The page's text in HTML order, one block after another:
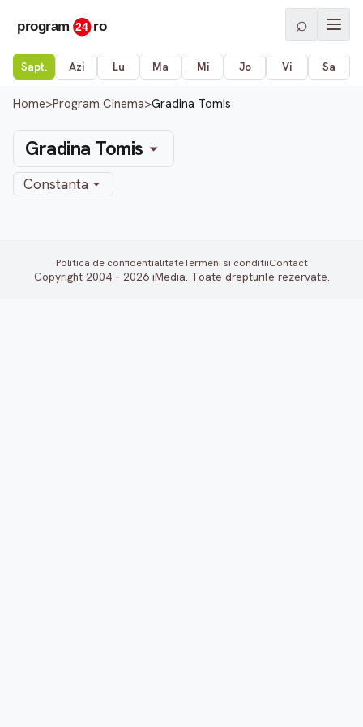
⌕
Sapt. Azi Lu Ma Mi Jo Vi Sa
Home>Program Cinema>Gradina Tomis
Gradina Tomis
Constanta
Politica de confidentialitateTermeni si conditiiContact
Copyright 2004 – 2026 iMedia. Toate drepturile rezervate.